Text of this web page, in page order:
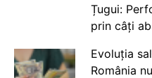
Țugui:
prin câți
Evoluția
România